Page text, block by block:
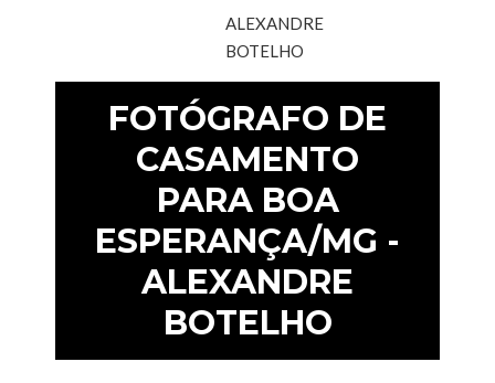
FOTÓGRAFO DE
CASAMENTO
PARA BOA
ESPERANÇA/MG -
ALEXANDRE
BOTELHO